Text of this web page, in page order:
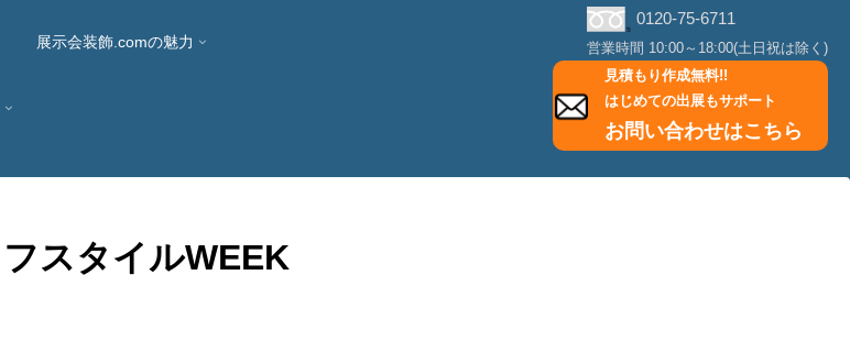
展示会装飾.comの魅力
0120-75-6711
営業時間 10:00～18:00(土日祝は除く)
見積もり作成無料!!
はじめての出展もサポート
お問い合わせはこちら
スタイルWEEK